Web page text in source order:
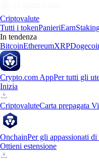
Criptovalute
Tutti i tokenPanieriEarn
In tendenza
BitcoinEthereumXRP
Crypto.com AppPer tutti gli
Inizia
CriptovaluteCarta prepagata
OnchainPer gli appassionati di
Ottieni estensione